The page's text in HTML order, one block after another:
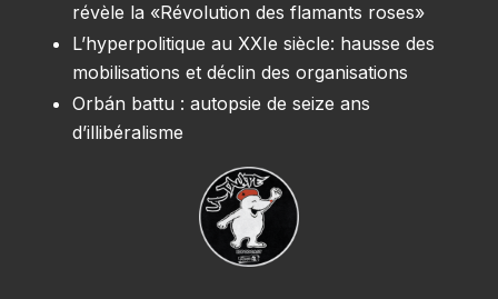
révèle la «Révolution des flamants roses»
L’hyperpolitique au XXIe siècle: hausse des
mobilisations et déclin des organisations
Orbán battu : autopsie de seize ans
d’illibéralisme